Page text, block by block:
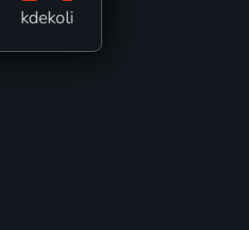
kdekoli